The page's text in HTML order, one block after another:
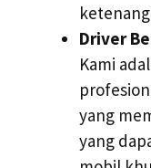
Driver
Kami
yang
yang